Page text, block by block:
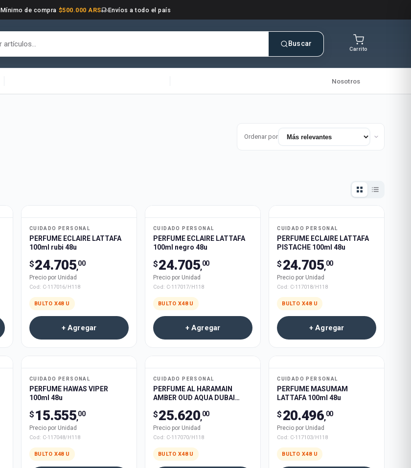
Mínimo de compra $500.000 ARS Envíos a todo el país
Buscar
Carrito
Nosotros
Ordenar por
CUIDADO PERSONAL
PERFUME ECLAIRE LATTAFA
100ml rubi 48u
$24.705,00
Precio por Unidad
Cod: C-117016/H118
BULTO X48 U
+ Agregar
CUIDADO PERSONAL
PERFUME ECLAIRE LATTAFA
100ml negro 48u
$24.705,00
Precio por Unidad
Cod: C-117017/H118
BULTO X48 U
+ Agregar
CUIDADO PERSONAL
PERFUME ECLAIRE LATTAFA
PISTACHE 100ml 48u
$ 24.705,00
Precio por Unidad
Cod: C-117018/H118
BULTO X48 U
+ Agregar
CUIDADO PERSONAL
PERFUME HAWAS VIPER
100ml 48u
$ 15.555,00
Precio por Unidad
Cod: C-117048/H118
BULTO X48 U
CUIDADO PERSONAL
PERFUME AL HARAMAIN
AMBER OUD AQUA DUBAI
$25.620,00
Precio por Unidad
Cod: C-117070/H118
BULTO X48 U
CUIDADO PERSONAL
PERFUME MASUMAM
LATTAFA 100ml 48u
$ 20.496,00
Precio por Unidad
Cod: C-117103/H118
BULTO X48 U